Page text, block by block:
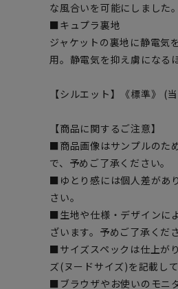
な風合いを可能にしました。
■キュプラ裏地
ジャケットの裏地に静電気
用。静電気を抑え虜になる
【シルエット】《標準》 (
【商品に関するご注意】
■商品画像はサンプルのた
で、予めご了承ください。
■ゆとり感には個人差があ
さい。
■生地や仕様・デザインに
ざいます。予めご了承くださ
■サイズスペックは仕上が
ズ(ヌードサイズ)を記載し
■ブラウザやお使いのモニ